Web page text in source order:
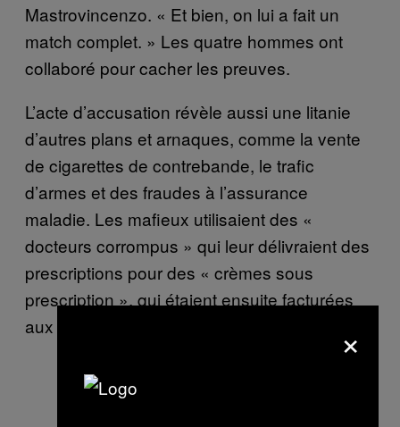
Mastrovincenzo. « Et bien, on lui a fait un
match complet. » Les quatre hommes ont
collaboré pour cacher les preuves.
L’acte d’accusation révèle aussi une litanie
d’autres plans et arnaques, comme la vente
de cigarettes de contrebande, le trafic
d’armes et des fraudes à l’assurance
maladie. Les mafieux utilisaient des «
docteurs corrompus » qui leur délivraient des
prescriptions pour des « crèmes sous
prescription », qui étaient ensuite facturées
aux fournisseurs d’assurance maladie.
×